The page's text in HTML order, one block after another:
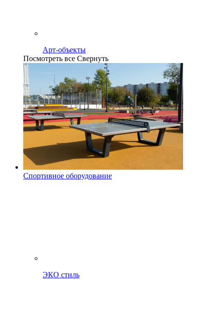
Арт-объекты
Посмотреть все Свернуть
Спортивное оборудование
ЭКО стиль